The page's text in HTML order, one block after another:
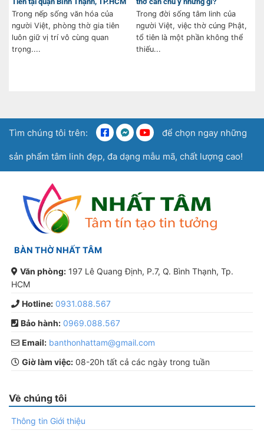
Trong nếp sống văn hóa của
người Việt, phòng thờ gia tiên
luôn giữ vị trí vô cùng quan
trọng....
Trong đời sống tâm linh của
người Việt, việc thờ cúng Phật,
tổ tiên là một phần không thể
thiếu...
Tìm chúng tôi trên: để chọn ngay những
sản phẩm tâm linh đẹp, đa dạng mẫu mã, chất lượng cao!
BÀN THỜ NHẤT TÂM
Văn phòng: 197 Lê Quang Định, P.7, Q. Bình Thạnh, Tp.
HCM
Hotline: 0931.088.567
Bảo hành: 0969.088.567
Email: banthonhattam@gmail.com
Giờ làm việc: 08-20h tất cả các ngày trong tuần
Về chúng tôi
Thông tin Giới thiệu